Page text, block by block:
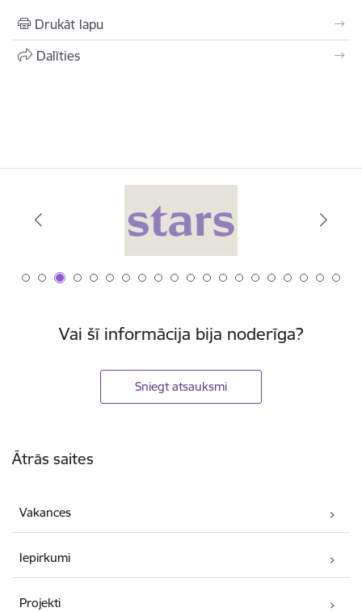
Drukāt lapu
Dalīties
Vai šī informācija bija noderīga?
Sniegt atsauksmi
Ātrās saites
Vakances
Iepirkumi
Projekti